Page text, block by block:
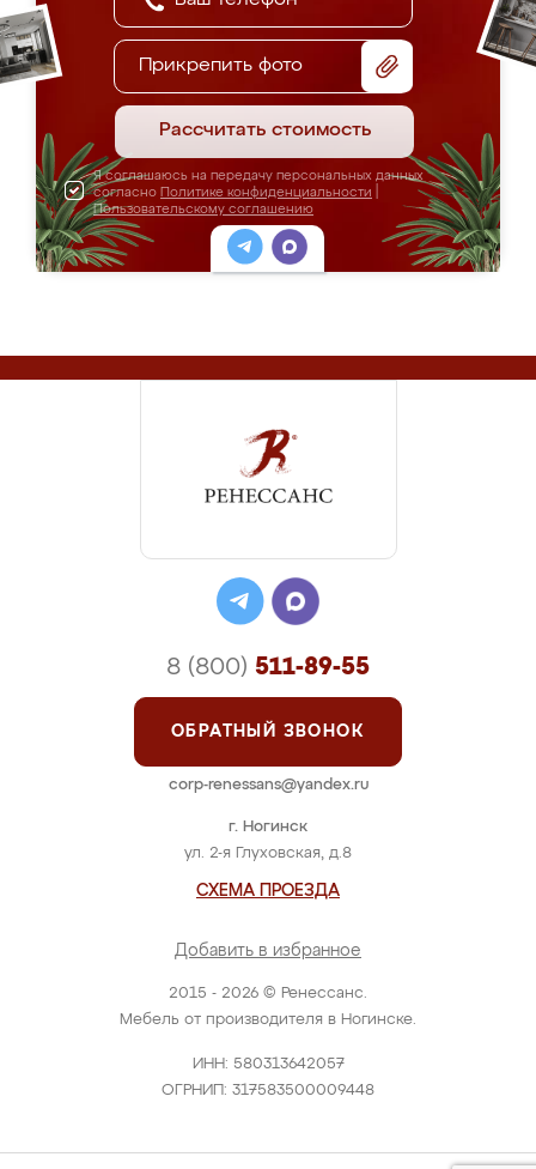
Прикрепить фото
Рассчитать стоимость
Я соглашаюсь на передачу персональных данных
согласно Политике конфиденциальности
Пользовательскому соглашению
2015 - 2026 © Ренессанс.
Мебель от производителя в Ногинске.
ИНН: 580313642057
ОГРНИП: 317583500009448
г. Ногинск
ул. 2-я Глуховская, д.8
СХЕМА ПРОЕЗДА
Добавить в избранное
8 (800) 511-89-55
ОБРАТНЫЙ ЗВОНОК
corp-renessans@yandex.ru